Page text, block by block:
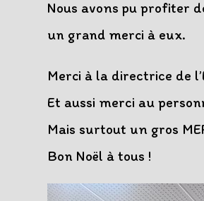
Nous avons pu profiter
un grand merci à eux.
Merci à la directrice de
Et aussi merci au
Mais surtout un gros
Bon Noël à tous !